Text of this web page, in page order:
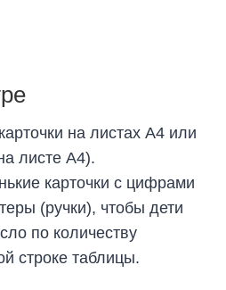
на листах А4 или
листе А4).
карточки с цифрами
(ручки), чтобы дети
по количеству
строке таблицы.